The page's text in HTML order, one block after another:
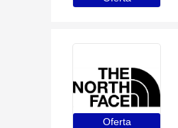
Oferta